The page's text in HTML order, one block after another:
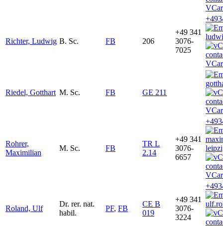
Richter, Ludwig B. Sc. FB 206
+49 341
3076-
7025
Riedel, Gotthart M. Sc. FB GE 211
Rohrer,
Maximilian
M. Sc. FB
TR L
2.14
+49 341
3076-
6657
Roland, Ulf
Dr. rer. nat.
habil.
PF, FB
CE B
019
+49 341
3076-
3224